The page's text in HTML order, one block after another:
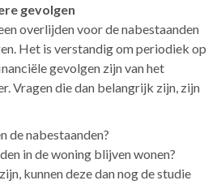
gevolgen
overlijden voor de nabestaanden
Het is verstandig om periodiek op
gevolgen zijn van het
Vragen die dan belangrijk zijn, zijn
de nabestaanden?
in de woning blijven wonen?
kunnen deze dan nog de studie